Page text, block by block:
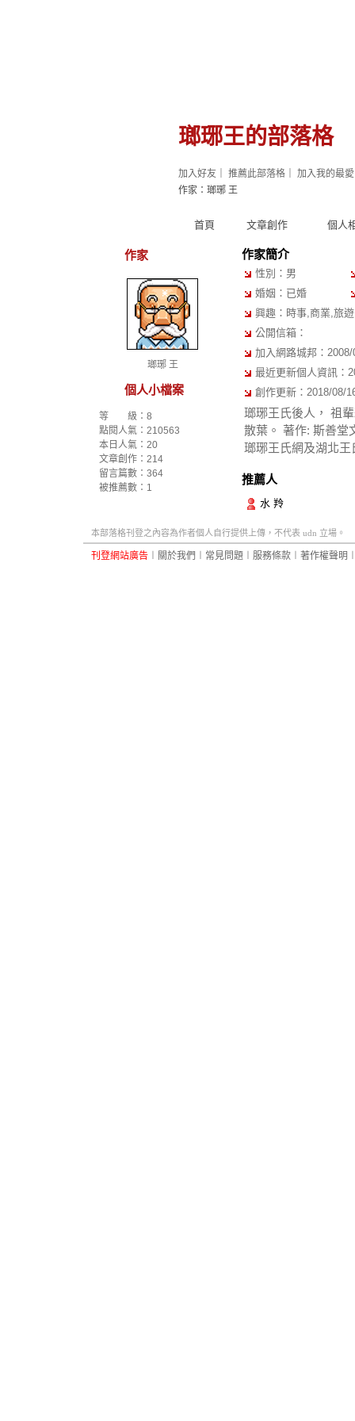
瑯琊王的部落格
首頁 文章創作 個人
加入好友 推薦此部落格 加入我的最愛
作家：瑯琊 王
作家
瑯琊 王
個人小檔案
等 級：8
點閱人氣：210563
本日人氣：20
文章創作：214
留言篇數：364
被推薦數： 1
作家簡介
性別：男
婚姻：已婚
興趣：時事,商業,旅
公開信箱：
加入網路城邦：
最近更新個人資訊：
創作更新：2018/08/
瑯琊王氏後人， 祖
散葉。 著作: 斯善堂
瑯琊王氏網及湖北王
推薦人
水 羚
本部落格刊登之內容為作者個人自行提供上傳，不代表 udn 立場。
刊登網站廣告 關於我們 常見問題 服務條款 著作權聲明